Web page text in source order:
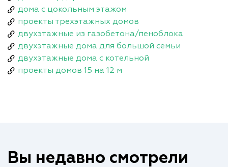
дома с цокольным этажом
проекты трехэтажных домов
двухэтажные из газобетона/пеноблока
двухэтажные дома для большой семьи
двухэтажные дома с котельной
проекты домов 15 на 12 м
Вы недавно смотрели